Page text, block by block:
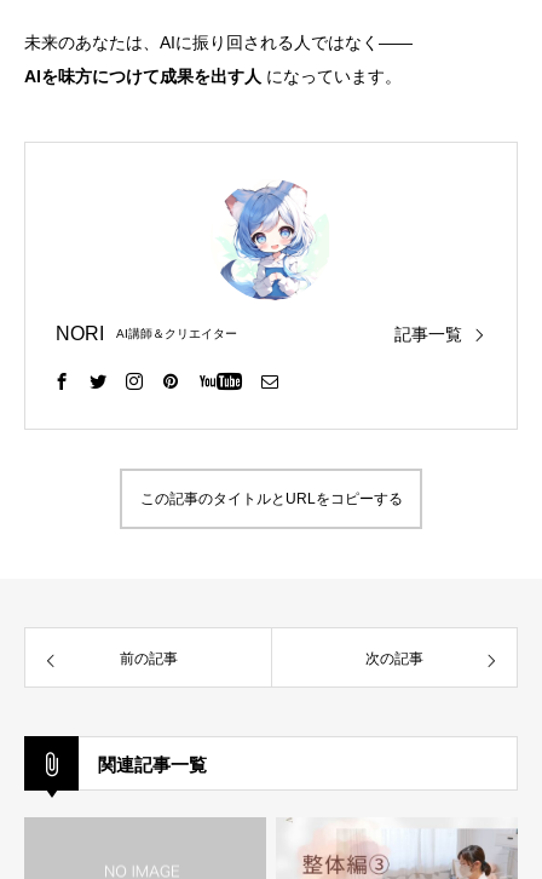
未来のあなたは、AIに振り回される人ではなく――
AIを味方につけて成果を出す人 になっています。
NORI AI講師＆クリエイター 記事一覧
この記事のタイトルとURLをコピーする
前の記事 次の記事
関連記事一覧